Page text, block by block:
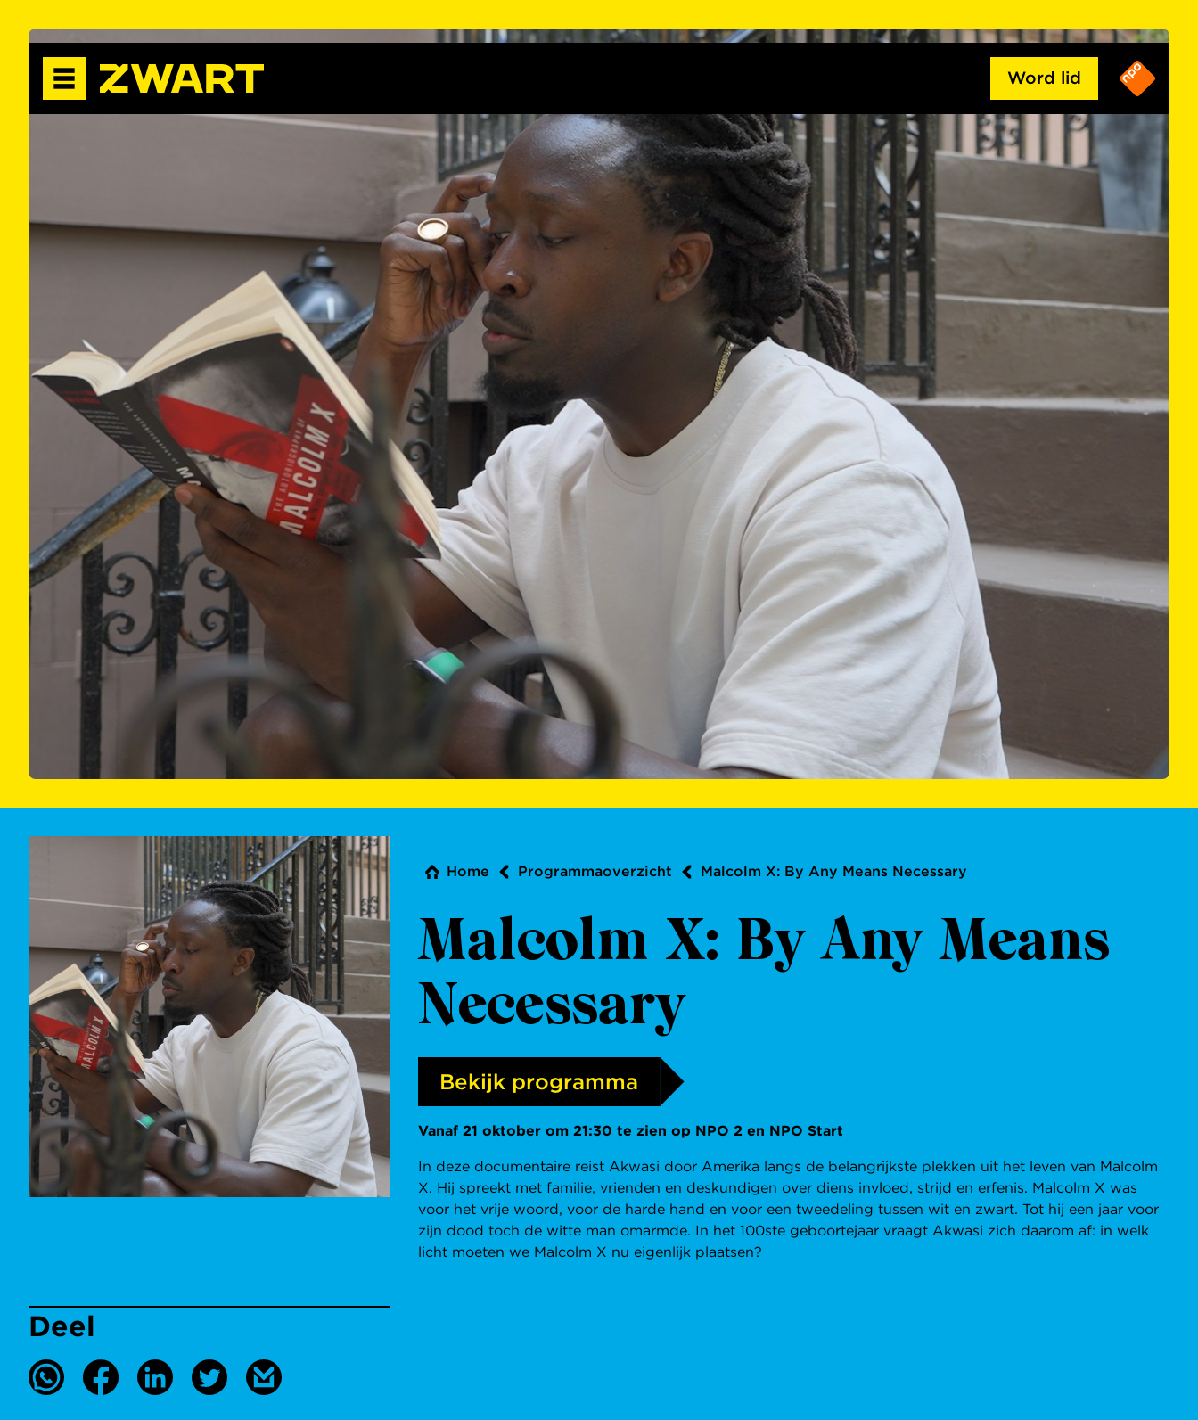
Word lid
Home Programmaoverzicht Malcolm X: By Any Means Necessary
Malcolm X: By Any Means
Necessary
Bekijk programma
Vanaf 21 oktober om 21:30 te zien op NPO 2 en NPO Start
In deze documentaire reist Akwasi door Amerika langs de belangrijkste plekken uit het leven van Malcolm
X. Hij spreekt met familie, vrienden en deskundigen over diens invloed, strijd en erfenis. Malcolm X was
voor het vrije woord, voor de harde hand en voor een tweedeling tussen wit en zwart. Tot hij een jaar voor
zijn dood toch de witte man omarmde. In het 100ste geboortejaar vraagt Akwasi zich daarom af: in welk
licht moeten we Malcolm X nu eigenlijk plaatsen?
Deel